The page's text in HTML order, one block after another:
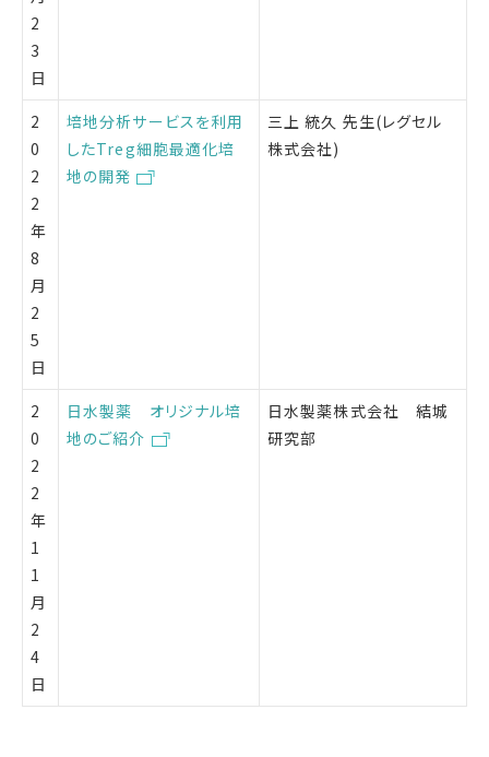
2
3
日
2
0
2
2
年
8
月
2
5
日
培地分析サービスを利用
したTreg細胞最適化培
地の開発
三上 統久 先生(レグセル
株式会社)
2
0
2
2
年
1
1
月
2
4
日
日水製薬 オリジナル培
地のご紹介
日水製薬株式会社 結城
研究部